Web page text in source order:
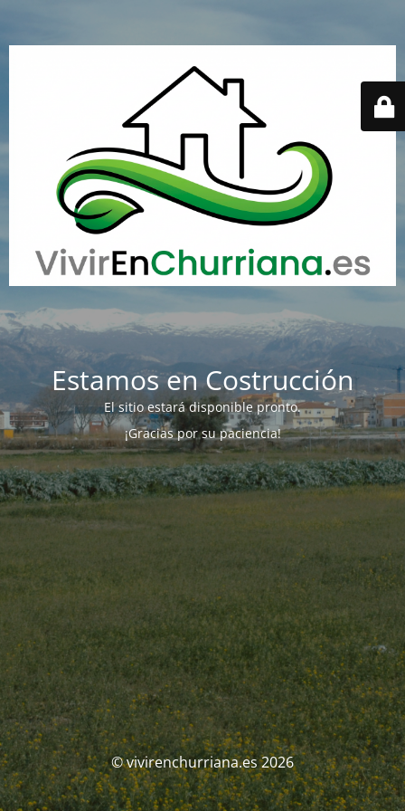
Estamos en Costrucción
El sitio estará disponible pronto.
¡Gracias por su paciencia!
© vivirenchurriana.es 2026